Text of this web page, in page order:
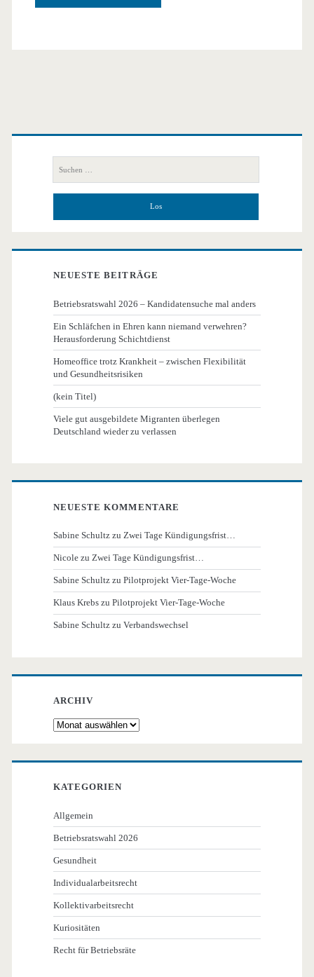
Primäre
Seitenleiste
nach:
NEUESTE BEITRÄGE
Betriebsratswahl 2026 – Kandidatensuche mal anders
Ein Schläfchen in Ehren kann niemand verwehren?
Herausforderung Schichtdienst
Homeoffice trotz Krankheit – zwischen Flexibilität
und Gesundheitsrisiken
(kein Titel)
Viele gut ausgebildete Migranten überlegen
Deutschland wieder zu verlassen
NEUESTE KOMMENTARE
Sabine Schultz zuZwei Tage Kündigungsfrist…
Nicole zuZwei Tage Kündigungsfrist…
Sabine Schultz zuPilotprojekt Vier-Tage-Woche
Klaus Krebs zuPilotprojekt Vier-Tage-Woche
Sabine Schultz zuVerbandswechsel
ARCHIV
Archiv
KATEGORIEN
Allgemein
Betriebsratswahl 2026
Gesundheit
Individualarbeitsrecht
Kollektivarbeitsrecht
Kuriositäten
Recht für Betriebsräte